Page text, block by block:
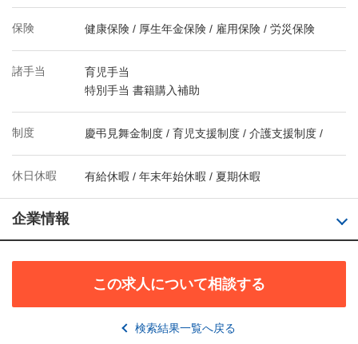
保険 健康保険 / 厚生年金保険 / 雇用保険 / 労災保険
諸手当
育児手当
特別手当 書籍購入補助
制度 慶弔見舞金制度 / 育児支援制度 / 介護支援制度 /
休日休暇 有給休暇 / 年末年始休暇 / 夏期休暇
企業情報
この求人について相談する
検索結果一覧へ戻る